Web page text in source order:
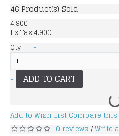
46 Product(s) Sold
4.90€
Ex Tax:4.90€
Qty
-
+ ADD TO CART
Add to Wish List Compare
0 reviews /Write